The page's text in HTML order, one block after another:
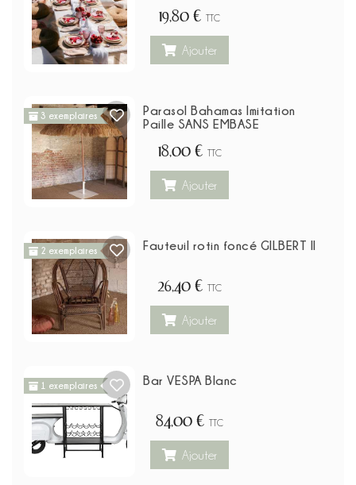
19,80 € TTC
Ajouter
3 exemplaires
Parasol Bahamas Imitation
Paille SANS EMBASE
18,00 € TTC
Ajouter
2 exemplaires Fauteuil rotin foncé GILBERT II
26,40 € TTC
Ajouter
1 exemplaires Bar VESPA Blanc
84,00 € TTC
Ajouter